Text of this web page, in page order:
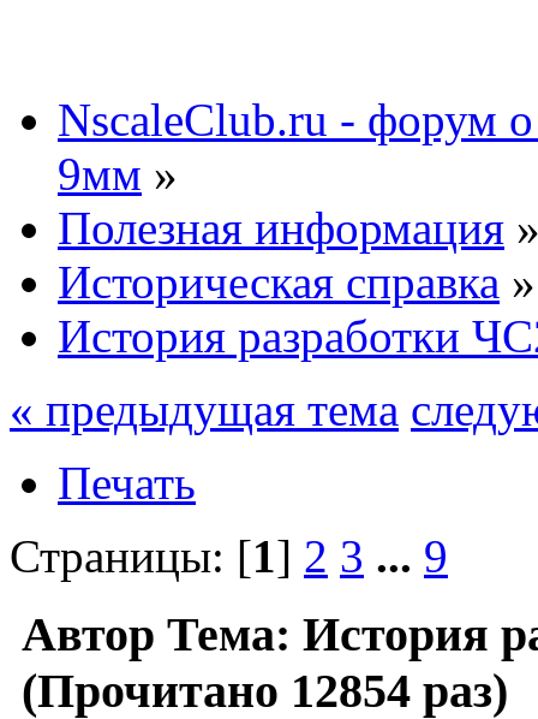
NscaleClub.ru - форум
9мм »
Полезная информация
Историческая справка »
История разработки
« предыдущая тема
Печать
Страницы: [1] 2 3 ... 9
Автор Тема: История
(Прочитано 12854 раз)